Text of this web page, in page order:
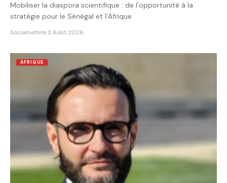
Mobiliser la diaspora scientifique : de l’opportunité à la
stratégie pour le Sénégal et l’Afrique
Socialnetlink·3 Août 2026
AFRIQUE